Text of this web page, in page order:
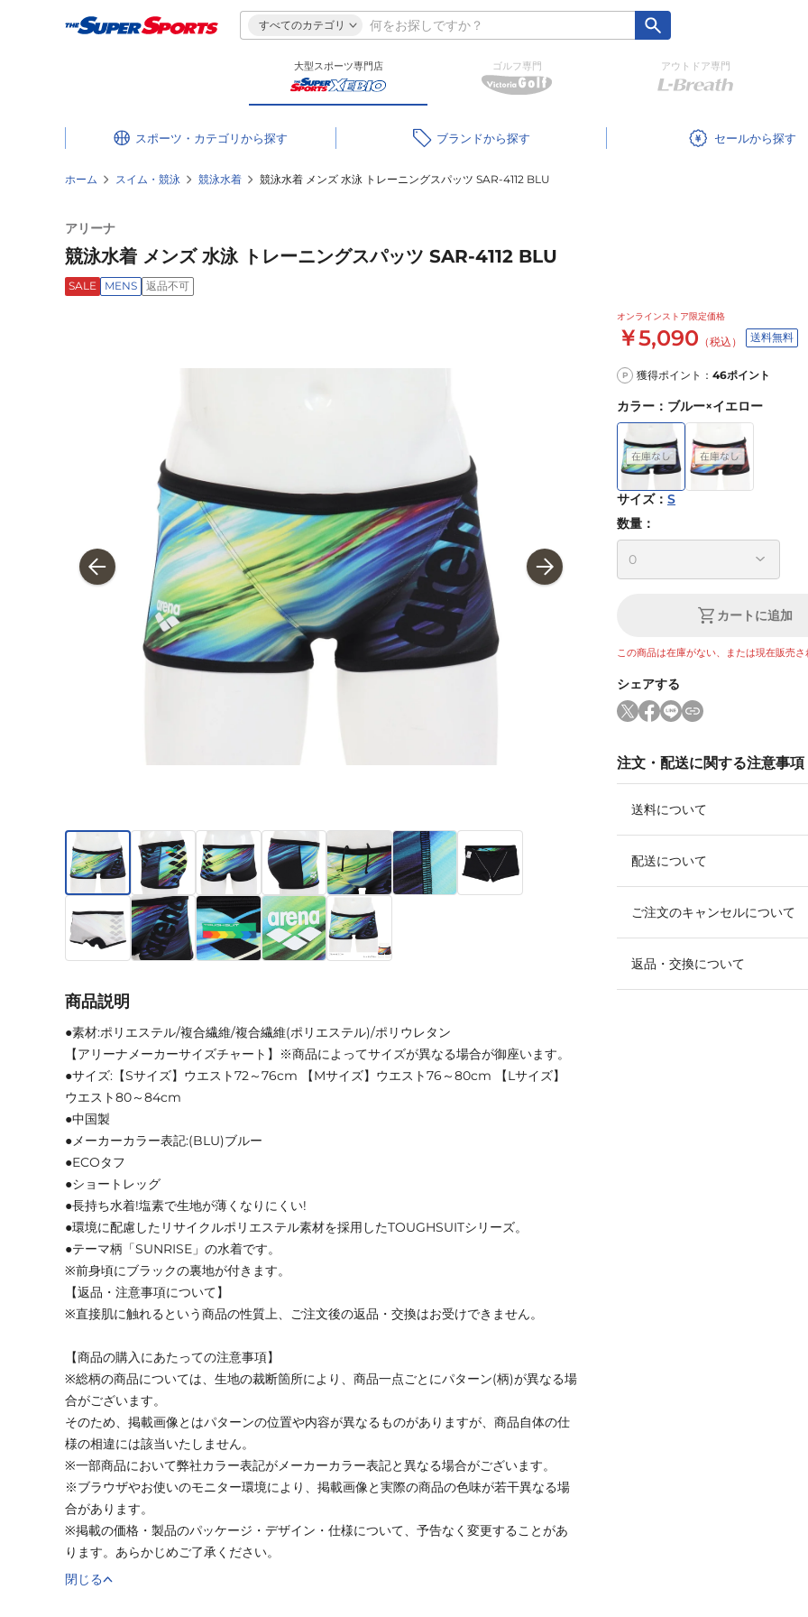
すべてのカテゴリ
大型スポーツ専門店 ゴルフ専門 アウトドア専門
スポーツ・カテゴリ ブランド セール
ホーム スイム・競泳 競泳水着 競泳水着 メンズ 水泳 トレーニングスパッツ SAR-4112 BLU
アリーナ
競泳水着 メンズ 水泳 トレーニングスパッツ SAR-4112 BLU
SALE MENS 返品不可
オンラインストア限定価格
￥5,090 （税込） 送料無料
P 獲得ポイント： 46ポイント
カラー ： ブルー×イエロー
サイズ： S
数量：
カートに追加
この商品は在庫がない、または現在販売さ
シェアする
注文・配送に関する注意事項
送料について
配送について
ご注文のキャンセルについて
返品・交換について
商品説明
●素材:ポリエステル/複合繊維/複合繊維(ポリエステル)/ポリウレタン
【アリーナメーカーサイズチャート】※商品によってサイズが異なる場合が御座います。
●サイズ:【Sサイズ】ウエスト72～76cm 【Mサイズ】ウエスト76～80cm 【Lサイズ】
ウエスト80～84cm
●中国製
●メーカーカラー表記:(BLU)ブルー
●ECOタフ
●ショートレッグ
●長持ち水着!塩素で生地が薄くなりにくい!
●環境に配慮したリサイクルポリエステル素材を採用したTOUGHSUITシリーズ。
●テーマ柄「SUNRISE」の水着です。
※前身頃にブラックの裏地が付きます。
【返品・注意事項について】
※直接肌に触れるという商品の性質上、ご注文後の返品・交換はお受けできません。
【商品の購入にあたっての注意事項】
※総柄の商品については、生地の裁断箇所により、商品一点ごとにパターン(柄)が異なる場
合がございます。
そのため、掲載画像とはパターンの位置や内容が異なるものがありますが、商品自体の仕
様の相違には該当いたしません。
※一部商品において弊社カラー表記がメーカーカラー表記と異なる場合がございます。
※ブラウザやお使いのモニター環境により、掲載画像と実際の商品の色味が若干異なる場
合があります。
※掲載の価格・製品のパッケージ・デザイン・仕様について、予告なく変更することがあ
ります。あらかじめご了承ください。
閉じる